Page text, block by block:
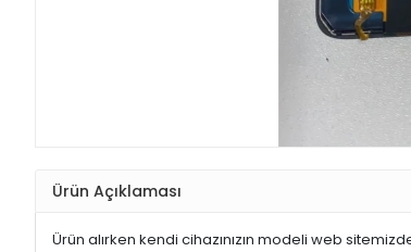
Ürün Açıklaması
Ürün alırken kendi cihazınızın modeli web